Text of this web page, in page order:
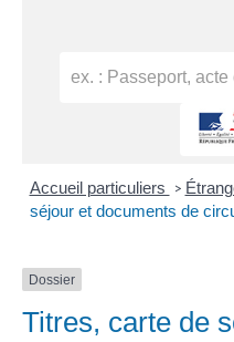
Accueil particuliers >
séjour et documents de
Dossier
Titres, carte de